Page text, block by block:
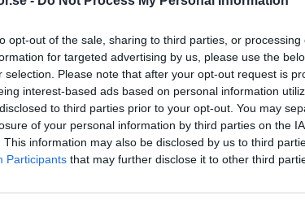
opt-out of the sale, sharing to third parties, or
for targeted advertising by us, please use the
selection. Please note that after your opt-out request is
interest-based ads based on personal information
to third parties prior to your opt-out. You may
of your personal information by third parties on the
This information may also be disclosed by us to third
Participants that may further disclose it to other third
man vill ha ett naturligt flöde in till sin
så man har uppsikt mot ingången in i rummet.
besöksantal, insyn samt ljusflödet i rummet.
en vinklat skrivbord är det perfekt att använda
med fasta lådhurtsar som monteras som ben för
vara skönt även med ett insynsskydd under
även om uttrycket är förlegat så är syftet
våra exklusiva skrivbordsserier.